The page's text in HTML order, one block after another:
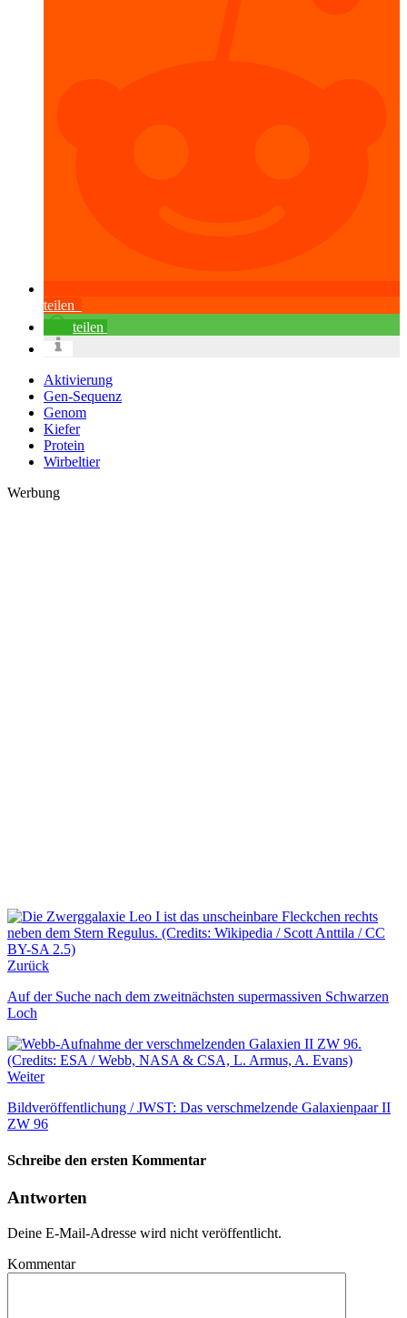
teilen
teilen
Aktivierung
Gen-Sequenz
Genom
Kiefer
Protein
Wirbeltier
Werbung
Zurück
Auf der Suche nach dem zweitnächsten supermassiven Schwarzen
Loch
Weiter
Bildveröffentlichung / JWST: Das verschmelzende Galaxienpaar II
ZW 96
Schreibe den ersten Kommentar
Antworten
Deine E-Mail-Adresse wird nicht veröffentlicht.
Kommentar